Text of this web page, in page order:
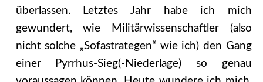
überlassen. Letztes Jahr habe ich mich
gewundert, wie Militärwissenschaftler (also
nicht solche „Sofastrategen“ wie ich) den Gang
einer Pyrrhus-Sieg(-Niederlage) so genau